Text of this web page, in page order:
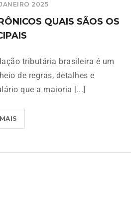
2025
QUAIS SÃOS OS
tributária brasileira é um
de regras, detalhes e
que a maioria [...]